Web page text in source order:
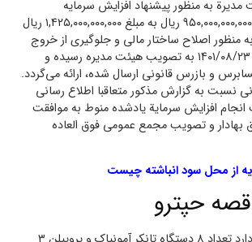
به منظور پیشنهاد افزایش سرمایه
شرکت فتوسا از مبلغ ۹۵۰,۰۰۰,۰۰۰,۰۰۰ ریال به مبلغ ۱,۴۲۵,۰۰۰,۰۰۰,۰۰۰ ریال
منظور اصلاح ساختار مالی و جلوگیری از خروج
وجه نقد که در تاریخ ۱۴۰۱/۰۸/۲۳ به تصویب هیئت مدیره رسیده و
و بازرس قانونی ارسال شده، ارائه می‌گردد.
نسبت به گزارش مذکور متعاقبا اطلاع رسانی
افزایش سرمایة یادشده منوط به موافقت
بهادار و تصویب مجمع عمومی فوق العاده
از محل سود انباشته چیست
حپترو